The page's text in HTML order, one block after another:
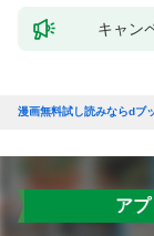
キャン
漫画無料試し読みならdブ
ア